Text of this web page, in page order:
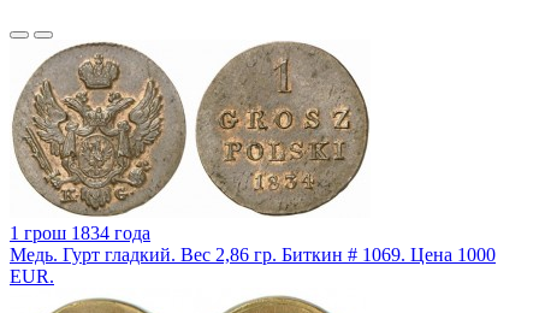
1 грош 1834 года
Медь. Гурт гладкий. Вес 2,86 гр. Биткин # 1069. Цена 1000
EUR.